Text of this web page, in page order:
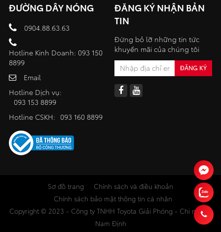
ĐƯỜNG DÂY NÓNG
0904.88.63.63
Hotline Kinh Doanh: 093 150
8899
Email
Hotline Dịch vụ:
093 153 8899
Hotline CSKH: 093 160 8899
ĐĂNG KÝ NHẬN BẢN
TIN
Đừng bỏ lỡ những tin tức
khuyến mãi của chúng tôi
Sơ đồ trang
Chính sách và điều khoản
Chính sách bảo mật thông tin cá nhân
Copyright © 2023 - Công ty TNHH Toyota Giải Phóng - Chi nhánh
Nam Định